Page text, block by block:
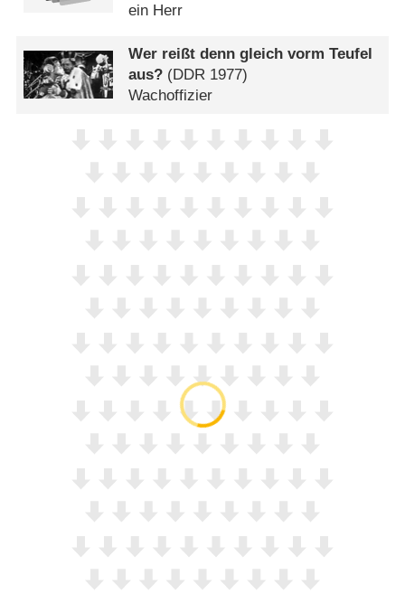
ein Herr
Wer reißt denn gleich vorm Teufel
aus? (DDR 1977)
Wachoffizier